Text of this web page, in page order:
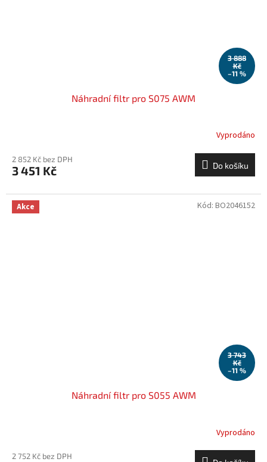
3 888
Kč
–11 %
Náhradní filtr pro S075 AWM
Vyprodáno
2 852 Kč bez DPH
3 451 Kč Do košíku
Akce
3 743
Kč
–11 %
Náhradní filtr pro S055 AWM
Vyprodáno
2 752 Kč bez DPH
Kód: BO2046152